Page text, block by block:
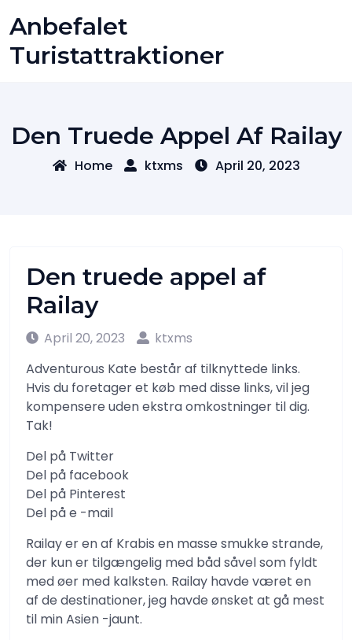
to
content
Anbefalet
Turistattraktioner
Den Truede Appel Af Railay
Home ktxms April 20, 2023
Den truede appel af
Railay
April 20, 2023
ktxms
Adventurous Kate består af tilknyttede links.
Hvis du foretager et køb med disse links, vil jeg
kompensere uden ekstra omkostninger til dig.
Tak!
Del på Twitter
Del på facebook
Del på Pinterest
Del på e -mail
Railay er en af Krabis en masse smukke strande,
der kun er tilgængelig med båd såvel som fyldt
med øer med kalksten. Railay havde været en
af de destinationer, jeg havde ønsket at gå mest
til min Asien -jaunt.